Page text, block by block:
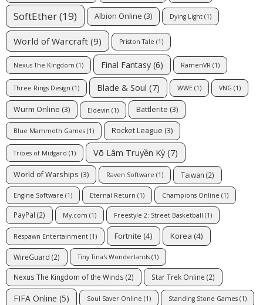
SoftEther(19) Albion Online (3) Dying Light (1)
World of Warcraft (9) Priston Tale (1)
Nexus The Kingdom (1) Final Fantasy (6) RamenVR (1)
Three Rings Design (1) Blade & Soul (7) WWE (1) VNG (1)
Wurm Online (3) Eldevin (1) Battlerite (3)
Blue Mammoth Games (1) Rocket League (3)
Tribes of Midgard (1) Võ Lâm Truyền Kỳ (7)
World of Warships (3) Raven Software (1) Taiwan (2)
Engine Software (1) Eternal Return (1) Champions Online (1)
PayPal (2) My.com (1) Freestyle 2: Street Basketball (1)
Respawn Entertainment (1) Fortnite (4) Korea (4)
WireGuard (2) Tiny Tina's Wonderlands (1)
Nexus The Kingdom of the Winds (2) Star Trek Online (2)
FIFA Online (5) Soul Saver Online (1) Standing Stone Games (1)